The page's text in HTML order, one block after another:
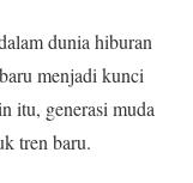
dunia hiburan
menjadi kunci
itu, generasi muda
tren baru.